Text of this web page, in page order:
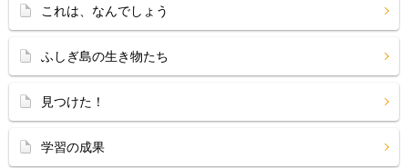
これは、なんでしょう
ふしぎ島の生き物たち
見つけた！
学習の成果